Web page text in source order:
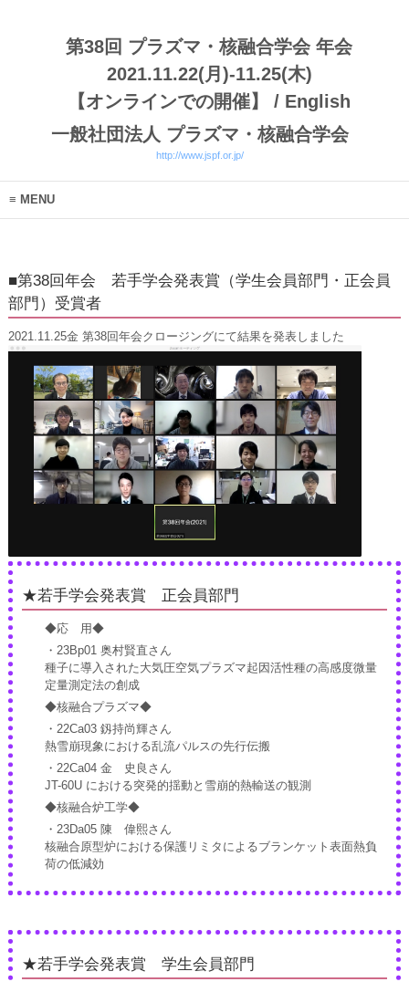
第38回 プラズマ・核融合学会 年会
2021.11.22(月)-11.25(木)
【オンラインでの開催】
/ English
一般社団法人 プラズマ・核融合学会
http://www.jspf.or.jp/
MENU
■第38回年会 若手学会発表賞（学生会員部門・正会員
部門）受賞者
2021.11.25金 第38回年会クロージングにて結果を発表しました
★若手学会発表賞 正会員部門
◆応 用◆
・23Bp01 奥村賢直さん
種子に導入された大気圧空気プラズマ起因活性種の高感度微量
定量測定法の創成
◆核融合プラズマ◆
・22Ca03 釼持尚輝さん
熱雪崩現象における乱流パルスの先行伝搬
・22Ca04 金 史良さん
JT-60U における突発的揺動と雪崩的熱輸送の観測
◆核融合炉工学◆
・23Da05 陳 偉熙さん
核融合原型炉における保護リミタによるブランケット表面熱負
荷の低減効
★若手学会発表賞 学生会員部門